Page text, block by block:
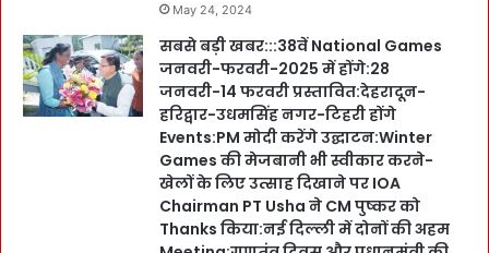
May 24, 2024
सबसे बड़ी खबर:::38वें National Games
जनवरी-फरवरी-2025 में होंगे:28
जनवरी-14 फरवरी प्रस्तावित:देहरादून-
हरिद्वार-उधमसिंह नगर-टिहरी होंगे
Events:PM मोदी करेंगे उद्घाटन:Winter
Games की मेजबानी भी स्वीकार करने-
खेलों के लिए उत्साह दिखाने पर IOA
Chairman PT Usha ने CM पुष्कर को
Thanks किया:नई दिल्ली में दोनों की अहम